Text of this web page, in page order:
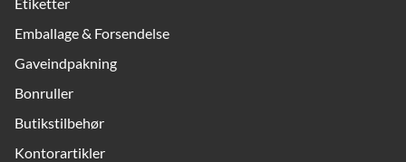
Emballage & Forsendelse
Gaveindpakning
Bonruller
Butikstilbehør
Kontorartikler